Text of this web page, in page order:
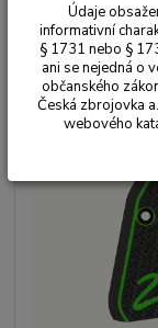
Údaje
informativní
§ 1731 nebo §
ani se nejedná o
občanského
Česká zbrojovka
webového